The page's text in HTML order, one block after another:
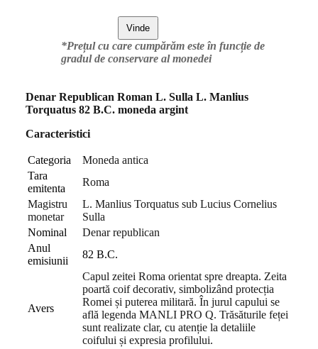
Vinde
*Prețul cu care cumpărăm este în funcție de
gradul de conservare al monedei
Denar Republican Roman L. Sulla L. Manlius
Torquatus 82 B.C. moneda argint
Caracteristici
Categoria
Moneda antica
Tara
emitenta
Roma
Magistru
monetar
L. Manlius Torquatus sub Lucius Cornelius
Sulla
Nominal
Denar republican
Anul
emisiunii
82 B.C.
Avers
Capul zeitei Roma orientat spre dreapta. Zeita
poartă coif decorativ, simbolizând protecția
Romei și puterea militară. În jurul capului se
află legenda MANLI PRO Q. Trăsăturile feței
sunt realizate clar, cu atenție la detaliile
coifului și expresia profilului.